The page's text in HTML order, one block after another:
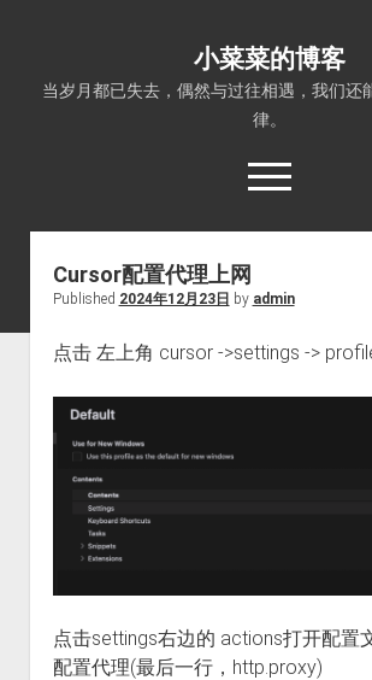
小菜菜的博客
当岁月都已失去，偶然与过往相遇，我们还
律。
open
menu
Cursor配置代理上网
Published 2024年12月23日 by admin
点击 左上角 cursor ->settings ->
点击settings右边的 actions打开配置
配置代理(最后一行，http.proxy)